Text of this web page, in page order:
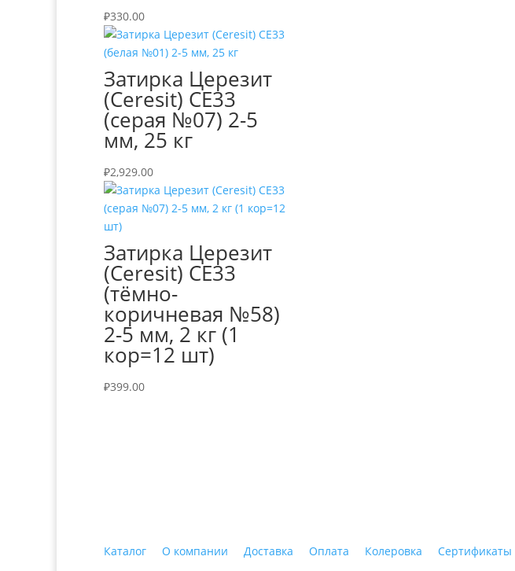
₽330.00
Затирка Церезит
(Ceresit) СЕ33
(серая №07) 2-5
мм, 25 кг
₽2,929.00
Затирка Церезит
(Ceresit) СЕ33
(тёмно-
коричневая №58)
2-5 мм, 2 кг (1
кор=12 шт)
₽399.00
Каталог О компании Доставка Оплата Колеровка Сертификаты